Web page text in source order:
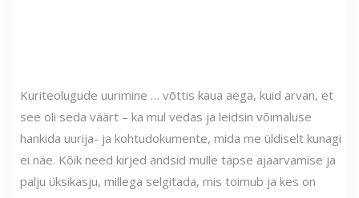
Kuriteolugude uurimine … võttis kaua aega, kuid arvan, et
see oli seda väärt – ka mul vedas ja leidsin võimaluse
hankida uurija- ja kohtudokumente, mida me üldiselt kunagi
ei näe. Kõik need kirjed andsid mulle täpse ajaarvamise ja
palju üksikasju, millega selgitada, mis toimub ja kes on